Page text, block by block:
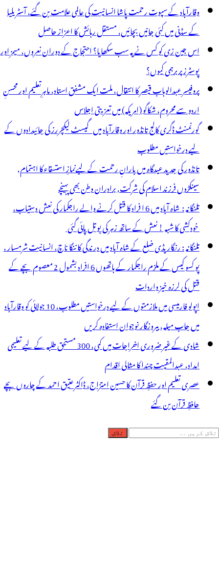
وقارآباد کے سپوت رحمت پاشا انسانیت کی عالمی علامت بن گئے، آسٹریلیا
کے سڈنی میں کئی جانیں بچائیں، مستقل رہائش کا اعزاز حاصل
اس جین زی کو کس نے یہ سب سکھایا؟ احتجاج کے دوران نعروں، میمز اور
پوسٹرز پر برہمی کیوں؟
پروفیسر عبدالوہاب قیصر کا انتقال، ملت ایک مشفق استاد، ماہرِتعلیم اور محسنِ
اردو سے محروم، شکاگو (امریکہ) میں تعزیتی اجلاس
گورنمنٹ ڈگری کالج تانڈور اور وقارآباد میں گیسٹ لیکچررز کی جائیدادوں کے
لیے درخواستیں مطلوب
تانڈور کی جدید عیدگاہ میں بارانِ رحمت کے لیےنمازِ استسقاء کا اہتمام,
سینکڑوں فرزند اسلام کی شرکت, برادران وطن بھی پہنچے
تلنگانہ : شاہ آباد میں 6 ا فراد کا قتل کرنے والے راجکمار کی نعش دستیاب،
خودکشی کا شبہ ! نعش کے ساتھ زہر کی بوتل پائی گئی
تلنگانہ : رنگاریڈی ضلع کے شاہ آباد میں درندگی کا ننگا ناچ، انسانیت شرمسار ،
پو کسو کیس کے ملزم راجکمار کے ہاتھوں 6 افراد بشمول 2 معصوم بچے کے
قتل کی لرزہ خیز واردات
اپولو فارمیسی میں ملازمتوں کے لیے درخواستیں مطلوب، 10 جولائی کو وقارآباد
میں جاب میلہ، بیروزگار نوجوان استفادہ کریں
شادی کے غیر ضروری اخراجات میں کمی، 300 مستحق طلبہ کے لیے تعلیمی
امداد، عبدالمقیت چندا کا مثالی اقدام
عصری تعلیم اور حفظِ قرآن کا حسین امتزاج، ڈاکٹر عتیق احمد کے چاروں بچے
حافظِ قرآن بن گئے
تلاش